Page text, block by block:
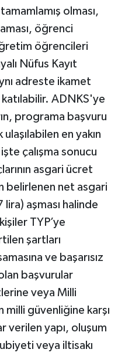
tamamlamış olması,
öğrenci
öğrencileri
Nüfus Kayıt
adreste ikamet
ADNKS'ye
programa başvuru
en yakın
çalışma sonucu
asgari ücret
belirlenen net asgari
lira) aşması halinde
TYP’ye
şartları
ve başarısız
başvurular
veya Milli
güvenliğine karşı
verilen yapı, oluşum
veya iltisakı